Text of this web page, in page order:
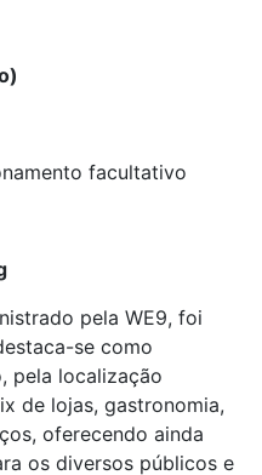
facultativo
pela WE9, foi
se como
pela localização
de lojas, gastronomia,
oferecendo ainda
os diversos públicos e